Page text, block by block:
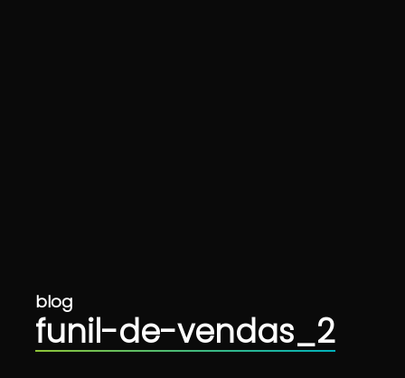
blog
funil-de-vendas_2